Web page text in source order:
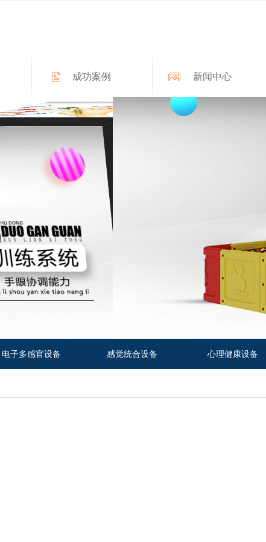
电子多感官设备 感觉统合设备 心理健康设备
成功案例 新闻中心